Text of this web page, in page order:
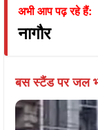
अभी आप पढ़ रहे हैं:
नागौर
बस स्टैंड पर जल